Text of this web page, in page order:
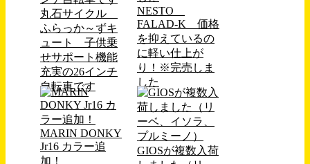
丸石サイクル
ふらっか～ずキ
ュート 子供乗
せサポート機能
充実の26インチ
自転車です
NESTO
FALAD-K 価格
を抑えているの
に軽い仕上が
り！※完売しま
した
MARIN DONKY
Jr16 カラー追
加！
GIOSが複数入荷